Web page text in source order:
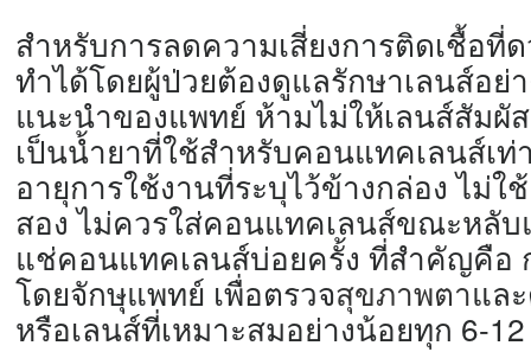
สำหรับการลดความเสี่ยงการติดเชื้อที่
ทำได้โดยผู้ป่วยต้องดูแลรักษาเลนส์อย่
แนะนำของแพทย์ ห้ามไม่ให้เลนส์สัมผั
เป็นน้ำยาที่ใช้สำหรับคอนแทคเลนส์เท่
อายุการใช้งานที่ระบุไว้ข้างกล่อง ไม่
สอง ไม่ควรใส่คอนแทคเลนส์ขณะหลับ
แช่คอนแทคเลนส์บ่อยครั้ง ที่สำคัญคือ
โดยจักษุแพทย์ เพื่อตรวจสุขภาพตาแล
หรือเลนส์ที่เหมาะสมอย่างน้อยทุก 6-